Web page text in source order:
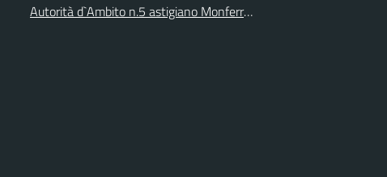
Autorità d`Ambito n.5 astigiano Monferrato